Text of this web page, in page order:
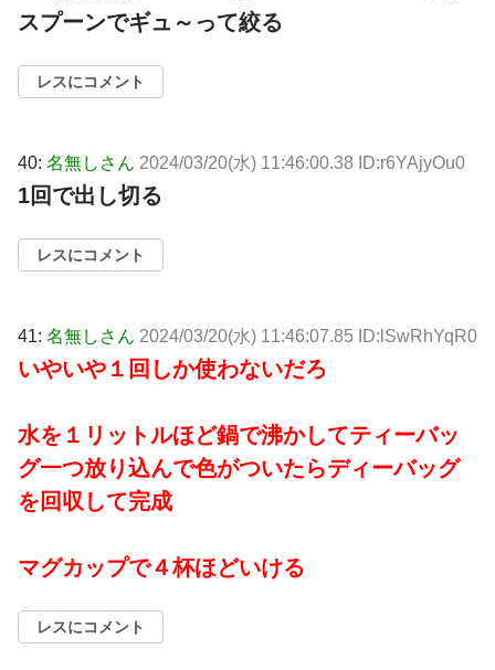
スプーンでギュ～って絞る
レスにコメント
40: 名無しさん 2024/03/20(水) 11:46:00.38 ID:r6YAjyOu0
1回で出し切る
レスにコメント
41: 名無しさん 2024/03/20(水) 11:46:07.85 ID:lSwRhYqR0
いやいや１回しか使わないだろ
水を１リットルほど鍋で沸かしてティーバッ
グ一つ放り込んで色がついたらディーバッグ
を回収して完成
マグカップで４杯ほどいける
レスにコメント